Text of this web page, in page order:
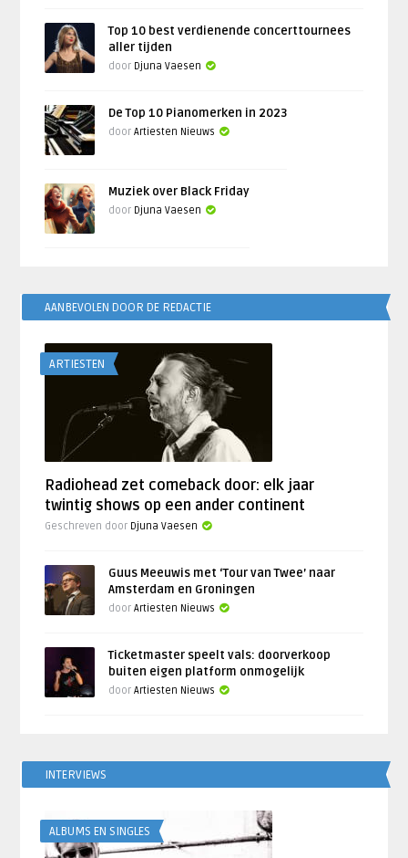
Top 10 best verdienende concerttournees
aller tijden
door Djuna Vaesen
De Top 10 Pianomerken in 2023
doorArtiesten Nieuws
Muziek over Black Friday
door Djuna Vaesen
AANBEVOLEN DOOR DE REDACTIE
ARTIESTEN
Radiohead zet comeback door: elk jaar
twintig shows op een ander continent
Geschreven door Djuna Vaesen
Guus Meeuwis met ‘Tour van Twee’ naar
Amsterdam en Groningen
doorArtiesten Nieuws
Ticketmaster speelt vals: doorverkoop
buiten eigen platform onmogelijk
doorArtiesten Nieuws
INTERVIEWS
ALBUMS EN SINGLES